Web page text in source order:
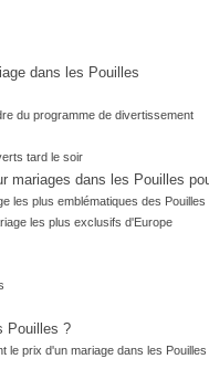
dans les Pouilles
du programme de divertissement
tard le soir
mariages dans les Pouilles
les plus emblématiques des Pouilles
les plus exclusifs d'Europe
Pouilles ?
le prix d'un mariage dans les Pouilles